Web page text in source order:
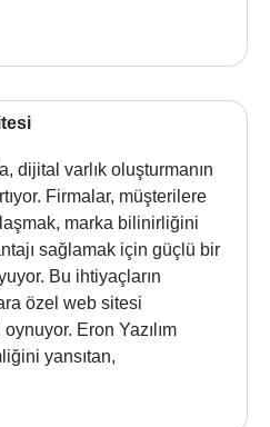
dijital varlık oluşturmanın
Firmalar, müşterilere
marka bilinirliğini
sağlamak için güçlü bir
Bu ihtiyaçların
özel web sitesi
Eron Yazılım
yansıtan,